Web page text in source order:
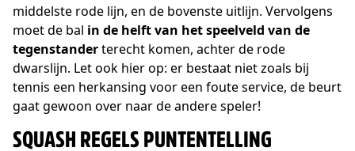
middelste rode lijn, en de bovenste uitlijn. Vervolgens
moet de bal in de helft van het speelveld van de
tegenstanderterecht komen, achter de rode
dwarslijn. Let ook hier op: er bestaat niet zoals bij
tennis een herkansing voor een foute service, de beurt
gaat gewoon over naar de andere speler!
SQUASH REGELS PUNTENTELLING